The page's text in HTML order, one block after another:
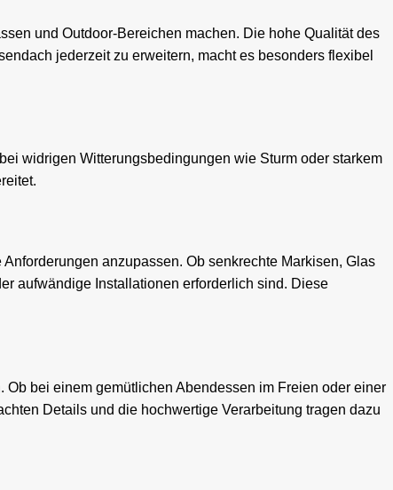
und Outdoor-Bereichen machen. Die hohe Qualität des
jederzeit zu erweitern, macht es besonders flexibel
widrigen Witterungsbedingungen wie Sturm oder starkem
anzupassen. Ob senkrechte Markisen, Glas
aufwändige Installationen erforderlich sind. Diese
bei einem gemütlichen Abendessen im Freien oder einer
Details und die hochwertige Verarbeitung tragen dazu